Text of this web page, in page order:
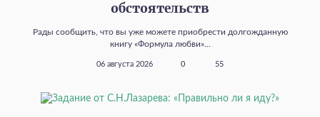
обстоятельств
Рады сообщить, что вы уже можете приобрести долгожданную
книгу «Формула любви»...
06 августа 2026 0 55